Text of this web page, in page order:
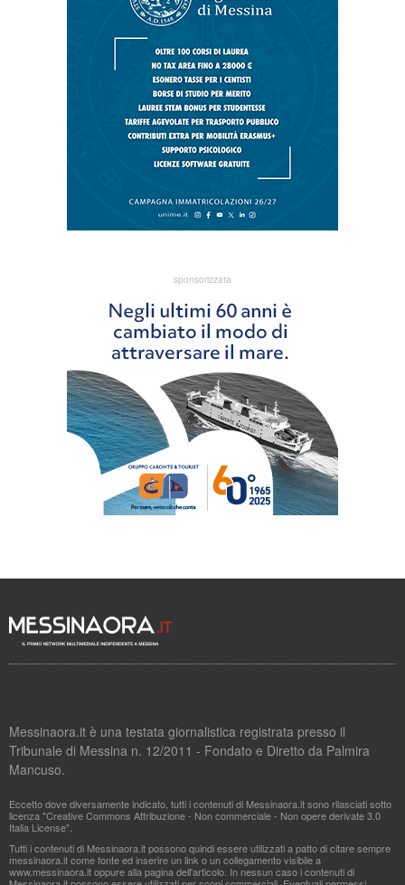
sponsorizzata
Messinaora.it è una testata giornalistica registrata presso il
Tribunale di Messina n. 12/2011 - Fondato e Diretto da Palmira
Mancuso.
Eccetto dove diversamente indicato, tutti i contenuti di Messinaora.it sono rilasciati sotto
licenza "Creative Commons Attribuzione - Non commerciale - Non opere derivate 3.0
Italia License".
Tutti i contenuti di Messinaora.it possono quindi essere utilizzati a patto di citare sempre
messinaora.it come fonte ed inserire un link o un collegamento visibile a
www.messinaora.it oppure alla pagina dell'articolo. In nessun caso i contenuti di